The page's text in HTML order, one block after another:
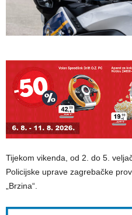
Tijekom vikenda, od 2. do 5.
Policijske uprave zagrebačke
„Brzina“.